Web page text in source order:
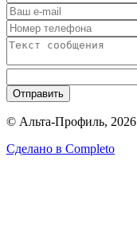
Отправить
© Альта-Профиль, 2026
Сделано в Completo